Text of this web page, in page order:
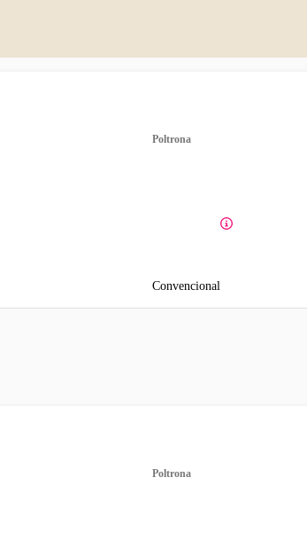
Poltrona
Convencional
Poltrona